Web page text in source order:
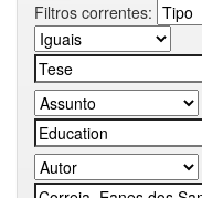
Filtros correntes: